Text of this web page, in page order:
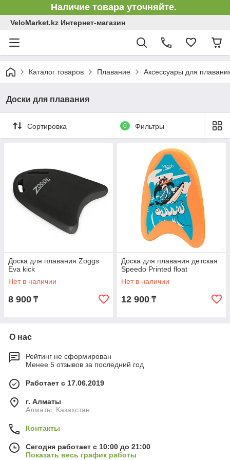
Наличие товара уточняйте.
VeloMarket.kz Интернет-магазин
Каталог товаров Плавание Аксессуары для
Доски для плавания
Сортировка 0 Фильтры
Доска для плавания Zoggs
Eva kick
Нет в наличии
8 900 ₸
Доска для плавания детская
Speedo Printed float
Нет в наличии
12 900 ₸
О нас
Рейтинг не сформирован
Менее 5 отзывов за последний год
Работает с 17.06.2019
г. Алматы
Алматы, Казахстан
Контакты
Сегодня работает с 10:00 до 21:00
Показать весь график работы